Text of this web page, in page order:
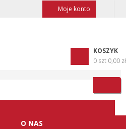
Moje konto
KOSZYK
0 szt 0,00 zł
O NAS